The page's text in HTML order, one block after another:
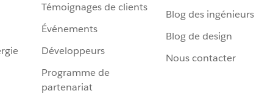
Témoignages de clients
Événements
Développeurs
Programme de
partenariat
Blog des ingénieurs
Blog de design
Nous contacter